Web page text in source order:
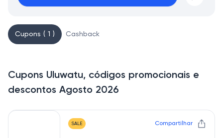
Cupons ( 1 ) Cashback
Cupons Uluwatu, códigos promocionais e
descontos Agosto 2026
SALE Compartilhar